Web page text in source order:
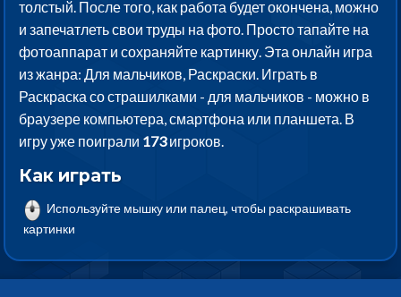
толстый. После того, как работа будет окончена, можно
и запечатлеть свои труды на фото. Просто тапайте на
фотоаппарат и сохраняйте картинку. Эта онлайн игра
из жанра: Для мальчиков, Раскраски. Играть в
Раскраска со страшилками - для мальчиков - можно в
браузере компьютера, смартфона или планшета. В
игру уже поиграли 173игроков.
Как играть
Используйте мышку или палец, чтобы раскрашивать
картинки